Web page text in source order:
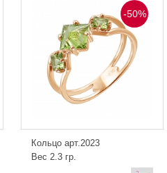
-50%
Кольцо арт.2023
Вес 2.3 гр.